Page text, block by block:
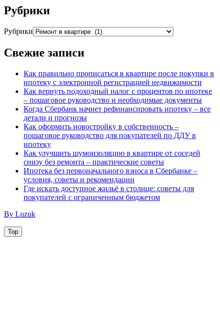
Рубрики
Рубрики
Свежие записи
Как правильно прописаться в квартире после покупки в
ипотеку с электронной регистрацией недвижимости
Как вернуть подоходный налог с процентов по ипотеке
– пошаговое руководство и необходимые документы
Когда Сбербанк начнет рефинансировать ипотеку – все
детали и прогнозы
Как оформить новостройку в собственность –
пошаговое руководство для покупателей по ДДУ в
ипотеку
Как улучшить шумоизоляцию в квартире от соседей
снизу без ремонта – практические советы
Ипотека без первоначального взноса в Сбербанке –
условия, советы и рекомендации
Где искать доступное жильё в столице: советы для
покупателей с ограниченным бюджетом
By Luzuk
Top